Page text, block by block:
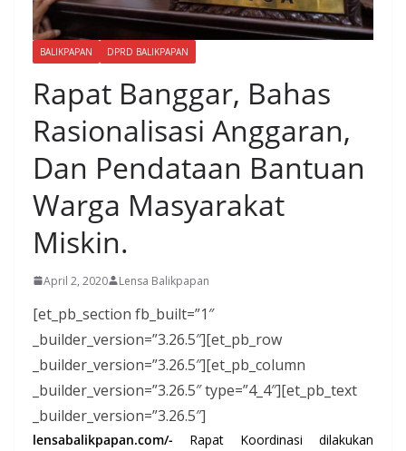
BALIKPAPAN DPRD BALIKPAPAN
Rapat Banggar, Bahas
Rasionalisasi Anggaran,
Dan Pendataan Bantuan
Warga Masyarakat
Miskin.
April 2, 2020 Lensa Balikpapan
[et_pb_section fb_built=”1″
_builder_version=”3.26.5″][et_pb_row
_builder_version=”3.26.5″][et_pb_column
_builder_version=”3.26.5″ type=”4_4″][et_pb_text
_builder_version=”3.26.5″]
lensabalikpapan.com/- Rapat Koordinasi dilakukan